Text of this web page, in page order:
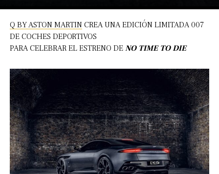
Q BY ASTON MARTIN CREA UNA EDICIÓN LIMITADA 007
DE COCHES DEPORTIVOS
PARA CELEBRAR EL ESTRENO DE NO TIME TO DIE